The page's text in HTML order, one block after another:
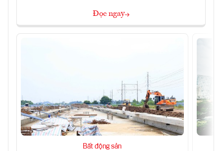
Đọc ngay
Bất động sản